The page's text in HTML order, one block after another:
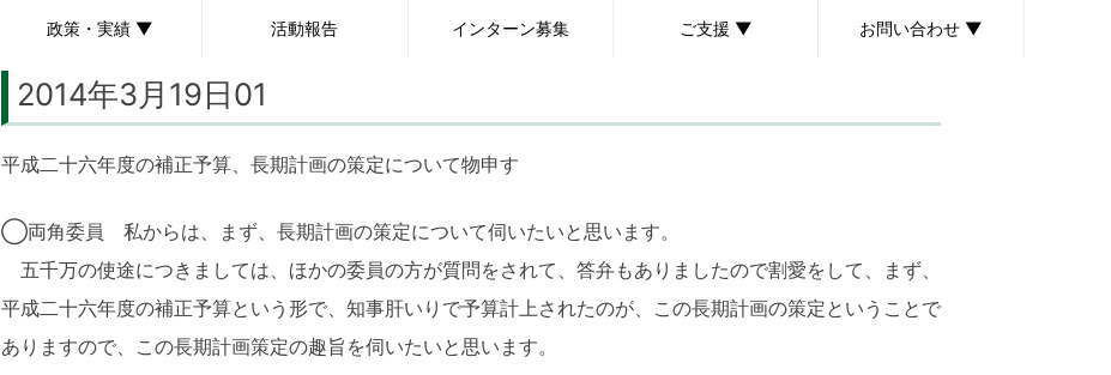
政策・実績 ▼
政策
実績
活動報告 インターン募集 ご支援 ▼ お問い合わせ ▼
2014年3月19日01
平成二十六年度の補正予算、長期計画の策定について物申す
◯両角委員 私からは、まず、長期計画の策定について伺いたいと思います。
五千万の使途につきましては、ほかの委員の方が質問をされて、答弁もありましたので割愛をして、まず、
平成二十六年度の補正予算という形で、知事肝いりで予算計上されたのが、この長期計画の策定ということで
ありますので、この長期計画策定の趣旨を伺いたいと思います。